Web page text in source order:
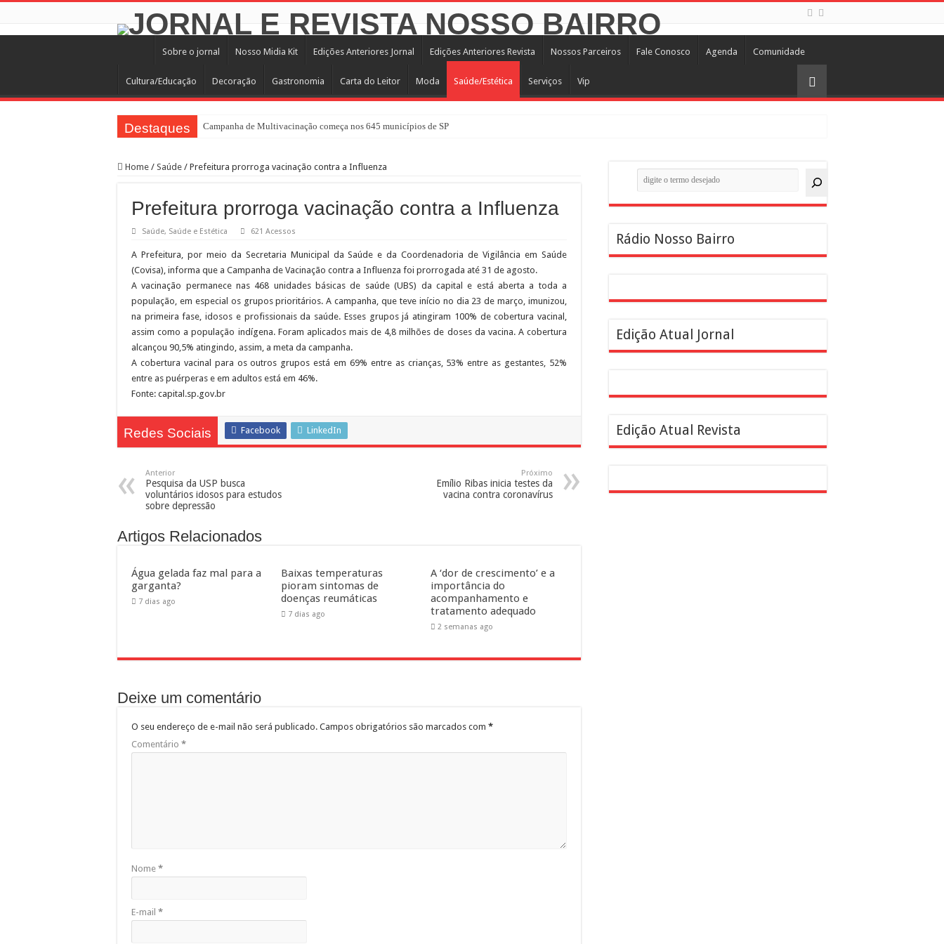
Sobre o jornal Nosso Midia Kit Edições Anteriores Jornal Edições Anteriores Revista Nossos Parceiros Fale Conosco Agenda Comunidade
Cultura/Educação Decoração Gastronomia Carta do Leitor Moda Saúde/Estética Serviços Vip
Destaques Campanha de Multivacinação começa nos 645 municípios de SP
Pedal de Ativação da Trilha Interparques abrem inscrições para maior trilha de São Paulo
2ª Reunião Ordinária do Comitê Diretivo da Distrital Oeste da ACSP
Sobrou pizza? Guardar na caixa dentro da geladeira pode ser um erro, veja o jeito certo
12 plataformas de apoio à aprendizagem usadas por estudantes da rede estadual SP
9ª Semana Municipal da Primeira Infância
Representantes de bairros apresentam demandas de zeladoria na Casa Civil
Home / Saúde / Prefeitura prorroga vacinação contra a Influenza
Prefeitura prorroga vacinação contra a Influenza
Saúde, Saúde e Estética 621 Acessos
A Prefeitura, por meio da Secretaria Municipal da Saúde e da Coordenadoria de Vigilância em Saúde
(Covisa), informa que a Campanha de Vacinação contra a Influenza foi prorrogada até 31 de agosto.
A vacinação permanece nas 468 unidades básicas de saúde (UBS) da capital e está aberta a toda a
população, em especial os grupos prioritários. A campanha, que teve início no dia 23 de março, imunizou,
na primeira fase, idosos e profissionais da saúde. Esses grupos já atingiram 100% de cobertura vacinal,
assim como a população indígena. Foram aplicados mais de 4,8 milhões de doses da vacina. A cobertura
alcançou 90,5% atingindo, assim, a meta da campanha.
A cobertura vacinal para os outros grupos está em 69% entre as crianças, 53% entre as gestantes, 52%
entre as puérperas e em adultos está em 46%.
Fonte: capital.sp.gov.br
Redes Sociais Facebook LinkedIn
Anterior
Pesquisa da USP busca
voluntários idosos para estudos
sobre depressão
Próximo
Emílio Ribas inicia testes da
vacina contra coronavírus
Artigos Relacionados
Água gelada faz mal para a
garganta?
7 dias ago
Baixas temperaturas
pioram sintomas de
doenças reumáticas
7 dias ago
A ‘dor de crescimento’ e a
importância do
acompanhamento e
tratamento adequado
2 semanas ago
Deixe um comentário
O seu endereço de e-mail não será publicado. Campos obrigatórios são marcados com *
Comentário *
Nome *
E-mail *
Pesquisar
Rádio Nosso Bairro
Edição Atual Jornal
Edição Atual Revista